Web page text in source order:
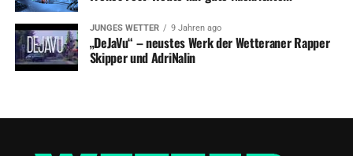
JUNGES WETTER 9 Jahren ago
„DeJaVu“ – neustes Werk der Wetteraner Rapper
Skipper und AdriNalin